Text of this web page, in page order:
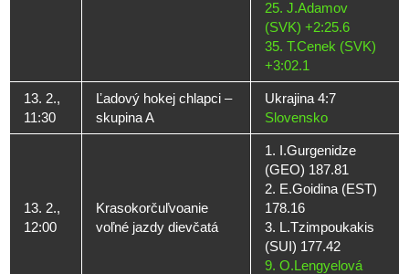
25. J.Adamov
(SVK) +2:25.6
35. T.Cenek (SVK)
+3:02.1
13. 2.,
11:30
Ľadový hokej chlapci –
skupina A
Ukrajina 4:7
Slovensko
13. 2.,
12:00
Krasokorčuľvoanie
voľné jazdy dievčatá
1. I.Gurgenidze
(GEO) 187.81
2. E.Goidina (EST)
178.16
3. L.Tzimpoukakis
(SUI) 177.42
9. O.Lengyelová